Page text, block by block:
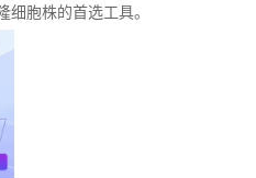
细胞株的首选工具。